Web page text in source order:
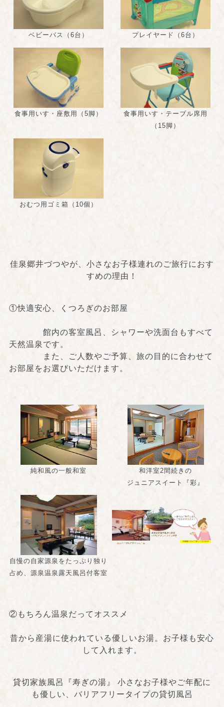
ベビーバス（6台） プレイヤード（6台）
食事用いす・座敷用（5脚）
食事用いす・テーブル席用
（15脚）
おむつ用ゴミ箱（10個）
佳泉郷井づつやが、小さなお子様連れのご旅行におす
すめの理由！
①快適安心、くつろぎのお部屋
館内の客室風呂、シャワーや洗面台もすべて
天然温泉です。
また、ご人数やご予算、旅の目的に合わせて
お部屋をお選びいただけます。
純和風の一般和室
和洋室2間続きの
ジュニアスイート『彩』
自慢の自家源泉をたっぷり独り
占め、源泉温泉露天風呂付客室
②もちろん温泉だってオススメ
昔から産湯に使われている優しいお湯。お子様も安心
して入れます。
貸切家族風呂『寿ぎの湯』 小さなお子様やご年配に
も優しい、バリアフリータイプの貸切風呂